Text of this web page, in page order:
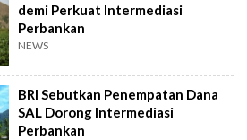
demi Perkuat Intermediasi
Perbankan
NEWS
BRI Sebutkan Penempatan Dana
SAL Dorong Intermediasi
Perbankan